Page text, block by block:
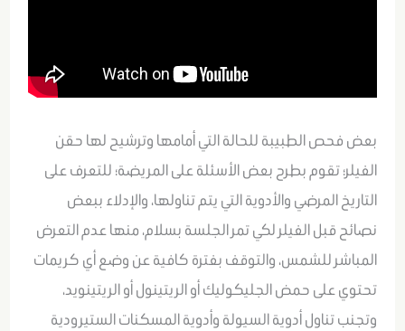
بعض فحص الطبيبة للحالة التي أمامها وترشيح لها حقن
الفيلر؛ تقوم بطرح بعض الأسئلة على المريضة؛ للتعرف على
التاريخ المرضي والأدوية التي يتم تناولها، والإدلاء ببعض
نصائح قبل الفيلر لكي تمر الجلسة بسلام، منها عدم التعرض
المباشر للشمس، والتوقف بفترة كافية عن وضع أي كريمات
تحتوي على حمض الجليكوليك أو الريتينول أو الريتينويد،
وتجنب تناول أدوية السيولة وأدوية المسكنات الستيرودية